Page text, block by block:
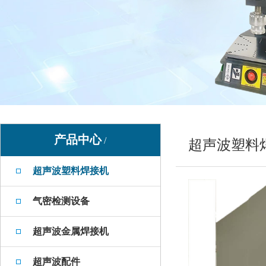
产品中心/
超声波塑料焊接机
气密检测设备
超声波金属焊接机
超声波配件
超声波塑料